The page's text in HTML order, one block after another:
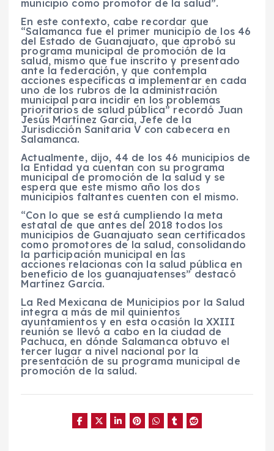
municipio como promotor de la salud”.
En este contexto, cabe recordar que
“Salamanca fue el primer municipio de los 46
del Estado de Guanajuato, que aprobó su
programa municipal de promoción de la
salud, mismo que fue inscrito y presentado
ante la federación, y que contempla
acciones específicas a implementar en cada
uno de los rubros de la administración
municipal para incidir en los problemas
prioritarios de salud pública” recordó Juan
Jesús Martínez García, Jefe de la
Jurisdicción Sanitaria V con cabecera en
Salamanca.
Actualmente, dijo, 44 de los 46 municipios de
la Entidad ya cuentan con su programa
municipal de promoción de la salud y se
espera que este mismo año los dos
municipios faltantes cuenten con el mismo.
“Con lo que se está cumpliendo la meta
estatal de que antes del 2018 todos los
municipios de Guanajuato sean certificados
como promotores de la salud, consolidando
la participación municipal en las
acciones relacionas con la salud pública en
beneficio de los guanajuatenses” destacó
Martínez García.
La Red Mexicana de Municipios por la Salud
integra a más de mil quinientos
ayuntamientos y en esta ocasión la XXIII
reunión se llevó a cabo en la ciudad de
Pachuca, en dónde Salamanca obtuvo el
tercer lugar a nivel nacional por la
presentación de su programa municipal de
promoción de la salud.